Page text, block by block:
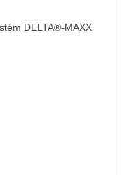
DELTA®-MAXX